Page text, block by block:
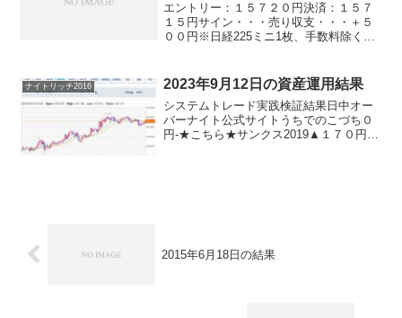
エントリー：１５７２０円決済：１５７
１５円サイン・・・売り収支・・・＋５
００円※日経225ミニ1枚、手数料除くお
力的ですけど（笑）何にせよ、勝てて良
かったです。ありが...
ナイトリッチ2016 2023年9月12日の資産運用結果
システムトレード実践検証結果日中オー
バーナイト公式サイトうちでのこづち０
円-★こちら★サンクス2019▲１７０円-
2015年6月18日の結果